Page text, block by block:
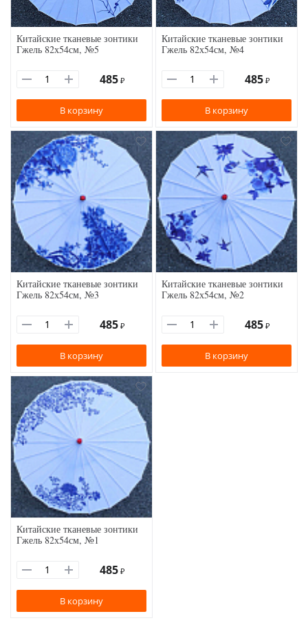
Китайские тканевые зонтики
Гжель 82х54см, №5
485 ₽
В корзину
Китайские тканевые зонтики
Гжель 82х54см, №4
485 ₽
В корзину
Китайские тканевые зонтики
Гжель 82х54см, №3
485 ₽
В корзину
Китайские тканевые зонтики
Гжель 82х54см, №2
485 ₽
В корзину
Китайские тканевые зонтики
Гжель 82х54см, №1
485 ₽
В корзину